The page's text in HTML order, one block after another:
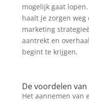
mogelijk gaat
haalt je zorgen
marketing
aantrekt en
begint te krijgen.
De voordelen
Het aannemen van